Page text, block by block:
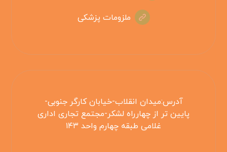
ملزومات پزشکی
آدرس:میدان انقلاب-خیابان کارگر جنوبی-
پایین تر از چهارراه لشکر-مجتمع تجاری اداری
غلامی طبقه چهارم واحد ۱۴۳